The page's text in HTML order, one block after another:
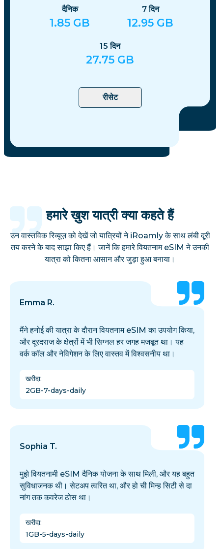
दैनिक
1.85 GB
7दिन
12.95 GB
15दिन
27.75 GB
रीसेट
हमारे ख़ुश यात्री क्या कहते हैं
उन वास्तविक रिव्यूज़ को देखें जो यात्रियों ने iRoamly के साथ लंबी दूरी
तय करने के बाद साझा किए हैं। जानें कि हमारे वियतनाम eSIM ने उनकी
यात्रा को कितना आसान और जुड़ा हुआ बनाया।
Emma R.
मैंने हनोई की यात्रा के दौरान वियतनाम eSIM का उपयोग किया,
और दूरदराज के क्षेत्रों में भी सिग्नल हर जगह मजबूत था। यह
वर्क कॉल और नेविगेशन के लिए वास्तव में विश्वसनीय था।
खरीदा:
2GB-7-days-daily
Sophia T.
मुझे वियतनामी eSIM दैनिक योजना के साथ मिली, और यह बहुत
सुविधाजनक थी। सेटअप त्वरित था, और हो ची मिन्ह सिटी से दा
नांग तक कवरेज ठोस था।
खरीदा:
1GB-5-days-daily